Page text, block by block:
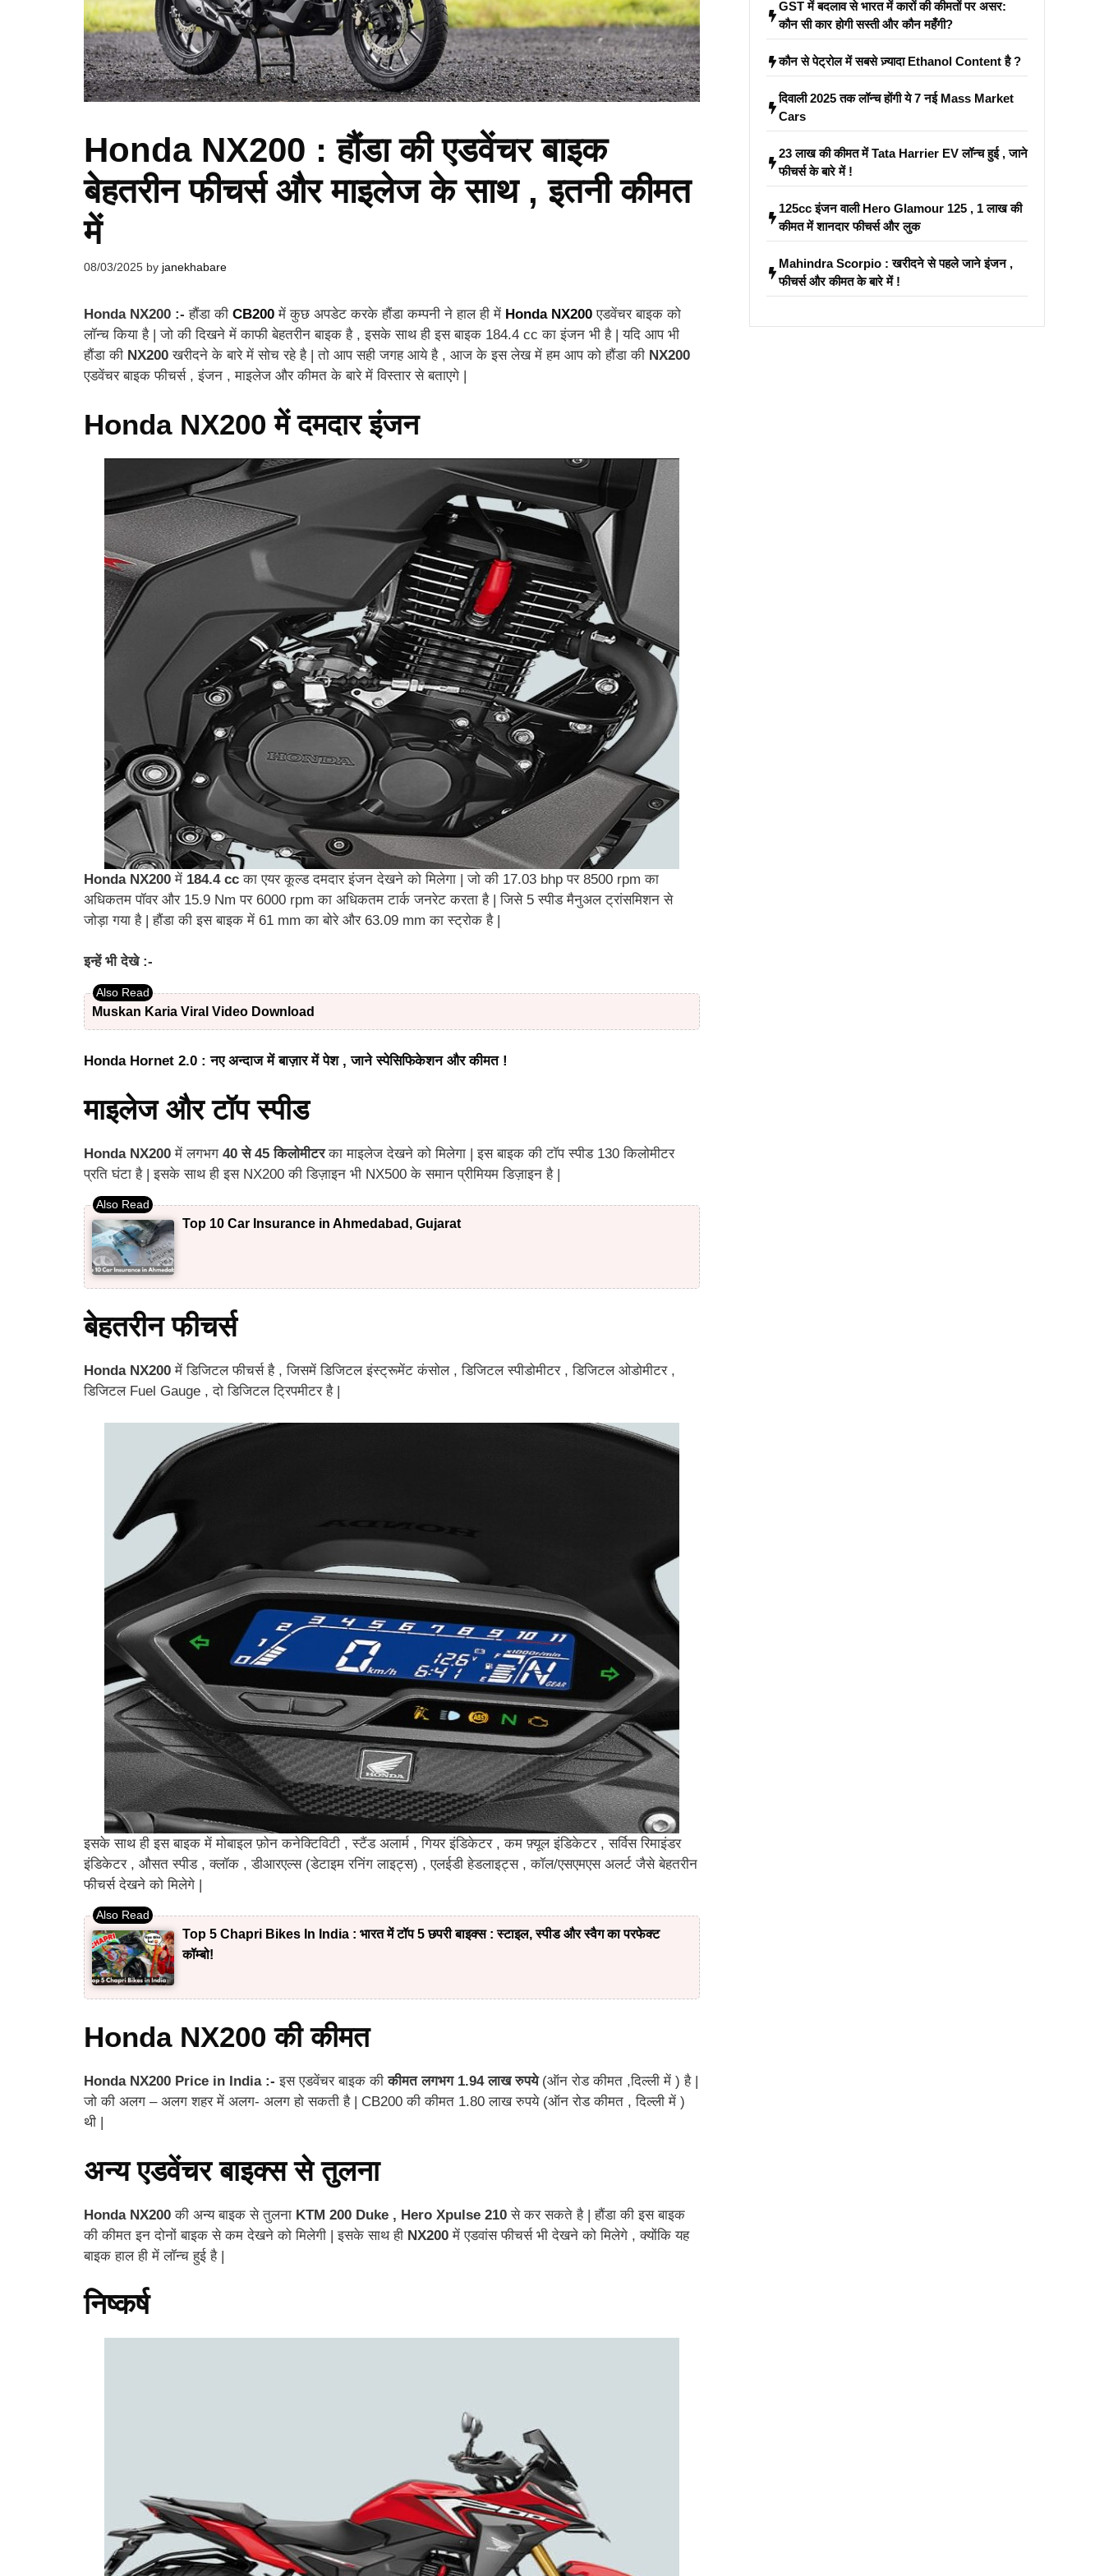
Honda NX200 : हौंडा की एडवेंचर बाइक
बेहतरीन फीचर्स और माइलेज के साथ , इतनी कीमत
में
08/03/2025 by janekhabare
Honda NX200 :- हौंडा की CB200 में कुछ अपडेट करके हौंडा कम्पनी ने हाल ही में Honda NX200एडवेंचर बाइक को
लॉन्च किया है | जो की दिखने में काफी बेहतरीन बाइक है , इसके साथ ही इस बाइक 184.4 cc का इंजन भी है | यदि आप भी
हौंडा की NX200 खरीदने के बारे में सोच रहे है | तो आप सही जगह आये है , आज के इस लेख में हम आप को हौंडा की NX200
एडवेंचर बाइक फीचर्स , इंजन , माइलेज और कीमत के बारे में विस्तार से बताएगे |
Honda NX200 में दमदार इंजन
Honda NX200 में 184.4 cc का एयर कूल्ड दमदार इंजन देखने को मिलेगा | जो की 17.03 bhp पर 8500 rpm का
अधिकतम पॉवर और 15.9 Nm पर 6000 rpm का अधिकतम टार्क जनरेट करता है | जिसे 5 स्पीड मैनुअल ट्रांसमिशन से
जोड़ा गया है | हौंडा की इस बाइक में 61 mm का बोरे और 63.09 mm का स्ट्रोक है |
इन्हें भी देखे :-
Muskan Karia Viral Video Download
Honda Hornet 2.0 : नए अन्दाज में बाज़ार में पेश , जाने स्पेसिफिकेशन और कीमत !
माइलेज और टॉप स्पीड
Honda NX200 में लगभग 40 से 45 किलोमीटरका माइलेज देखने को मिलेगा | इस बाइक की टॉप स्पीड 130 किलोमीटर
प्रति घंटा है | इसके साथ ही इस NX200 की डिज़ाइन भी NX500 के समान प्रीमियम डिज़ाइन है |
Top 10 Car Insurance in Ahmedabad, Gujarat
बेहतरीन फीचर्स
Honda NX200 में डिजिटल फीचर्स है , जिसमें डिजिटल इंस्ट्रूमेंट कंसोल , डिजिटल स्पीडोमीटर , डिजिटल ओडोमीटर ,
डिजिटल Fuel Gauge , दो डिजिटल ट्रिपमीटर है |
इसके साथ ही इस बाइक में मोबाइल फ़ोन कनेक्टिविटी , स्टैंड अलार्म , गियर इंडिकेटर , कम फ़्यूल इंडिकेटर , सर्विस रिमाइंडर
इंडिकेटर , औसत स्पीड , क्लॉक , डीआरएल्स (डेटाइम रनिंग लाइट्स) , एलईडी हेडलाइट्स , कॉल/एसएमएस अलर्ट जैसे बेहतरीन
फीचर्स देखने को मिलेगे |
Top 5 Chapri Bikes In India : भारत में टॉप 5 छपरी बाइक्स : स्टाइल, स्पीड और स्वैग का परफेक्ट
कॉम्बो!
Honda NX200 की कीमत
Honda NX200 Price in India :- इस एडवेंचर बाइक कीकीमत लगभग 1.94 लाख रुपये (ऑन रोड कीमत ,दिल्ली में ) है |
जो की अलग – अलग शहर में अलग- अलग हो सकती है | CB200 की कीमत 1.80 लाख रुपये (ऑन रोड कीमत , दिल्ली में )
थी |
अन्य एडवेंचर बाइक्स से तुलना
Honda NX200 की अन्य बाइक से तुलना KTM 200 Duke , Hero Xpulse 210से कर सकते है | हौंडा की इस बाइक
की कीमत इन दोनों बाइक से कम देखने को मिलेगी | इसके साथ ही NX200में एडवांस फीचर्स भी देखने को मिलेगे , क्योंकि यह
बाइक हाल ही में लॉन्च हुई है |
निष्कर्ष
GST में बदलाव से भारत में कारों की कीमतों पर असर:
कौन सी कार होगी सस्ती और कौन महँगी?
कौन से पेट्रोल में सबसे ज़्यादा Ethanol Content है ?
दिवाली 2025 तक लॉन्च होंगी ये 7 नई Mass Market
Cars
23 लाख की कीमत में Tata Harrier EV लॉन्च हुई , जाने
फीचर्स के बारे में !
125cc इंजन वाली Hero Glamour 125 , 1 लाख की
कीमत में शानदार फीचर्स और लुक
Mahindra Scorpio : खरीदने से पहले जाने इंजन ,
फीचर्स और कीमत के बारे में !